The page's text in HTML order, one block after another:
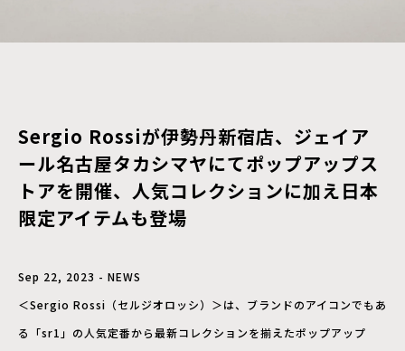
Sergio Rossiが伊勢丹新宿店、ジェイア
ール名古屋タカシマヤにてポップアップス
トアを開催、人気コレクションに加え日本
限定アイテムも登場
Sep 22, 2023 - NEWS
＜Sergio Rossi（セルジオロッシ）＞は、ブランドのアイコンでもあ
る「sr1」の人気定番から最新コレクションを揃えたポップアップ